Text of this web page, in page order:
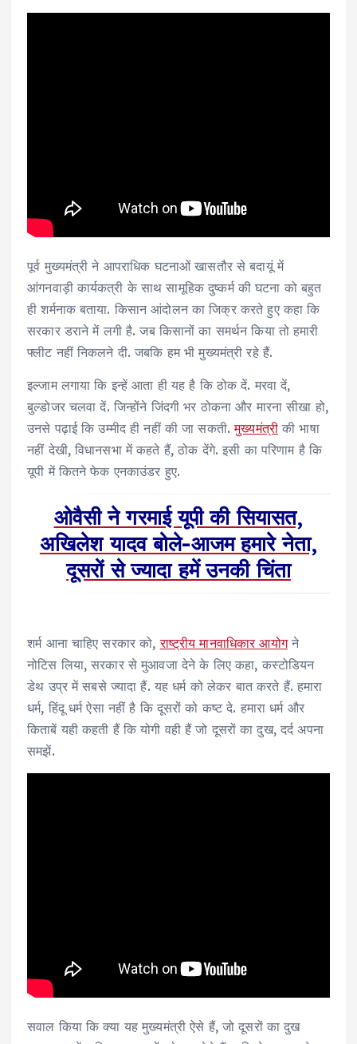
पूर्व मुख्यमंत्री ने आपराध‍िक घटनाओं खासतौर से बदायूं में
आंगनवाड़ी कार्यकत्री के साथ सामूहिक दुष्कर्म की घटना को बहुत
ही शर्मनाक बताया. किसान आंदोलन का जिक्र करते हुए कहा कि
सरकार डराने में लगी है. जब किसानों का समर्थन किया तो हमारी
फ्लीट नहीं निकलने दी. जबक‍ि हम भी मुख्यमंत्री रहे हैं.
इल्जाम लगाया कि इन्हें आता ही यह है कि ठोक दें. मरवा दें,
बुल्डोजर चलवा दें. जिन्होंने जिंदगी भर ठोकना और मारना सीखा हो,
उनसे पढ़ाई कि उम्मीद ही नहीं की जा सकती.मुख्यमंत्री की भाषा
नहीं देखी, विधानसभा में कहते हैं, ठोक देंगे. इसी का परिणाम है क‍ि
यूपी में कितने फेक एनकाउंडर हुए.
ओवैसी ने गरमाई यूपी की सियासत,
अखिलेश यादव बोले-आजम हमारे नेता,
दूसरों से ज्यादा हमें उनकी चिंता
शर्म आना चाहिए सरकार को,राष्ट्रीय मानवाधिकार आयोगने
नोटिस लिया, सरकार से मुआवजा देने के लिए कहा, कस्टोडियन
डेथ उप्र में सबसे ज्यादा हैं. यह धर्म को लेकर बात करते हैं. हमारा
धर्म, हिंदू धर्म ऐसा नहीं है कि दूसरों को कष्ट दे. हमारा धर्म और
किताबें यही कहती हैं कि योगी वही हैं जो दूसरों का दुख, दर्द अपना
समझें.
सवाल किया कि क्या यह मुख्यमंत्री ऐसे हैं, जो दूसरों का दुख